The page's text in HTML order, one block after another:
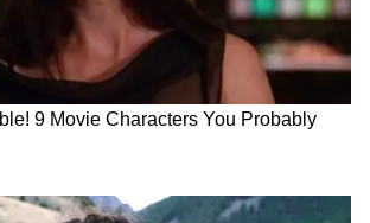
মাসে ২,১১,২০ এবং ২৯
ব্যক্তি)